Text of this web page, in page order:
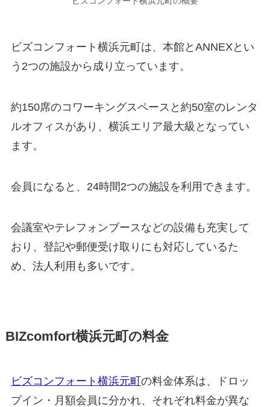
ビズコンフォート横浜元町は、本館とANNEXとい
う2つの施設から成り立っています。
約150席のコワーキングスペースと約50室のレンタ
ルオフィスがあり、横浜エリア最大級となってい
ます。
会員になると、24時間2つの施設を利用できます。
会議室やテレフォンブースなどの設備も充実して
おり、登記や郵便受け取りにも対応しているた
め、法人利用も多いです。
BIZcomfort横浜元町の料金
ビズコンフォート横浜元町の料金体系は、ドロッ
プイン・月額会員に分かれ、それぞれ料金が異な